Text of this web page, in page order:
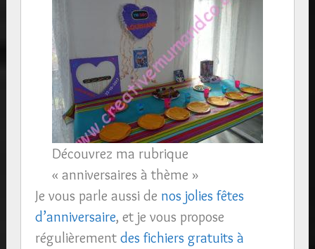
Découvrez ma rubrique
« anniversaires à thème »
Je vous parle aussi de nos jolies fêtes
d’anniversaire, et je vous propose
régulièrement des fichiers gratuits à